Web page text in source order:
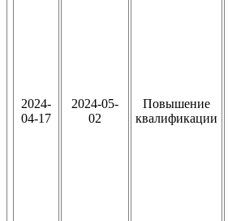
2024-
04-17
2024-05-
02
Повышение
квалификации